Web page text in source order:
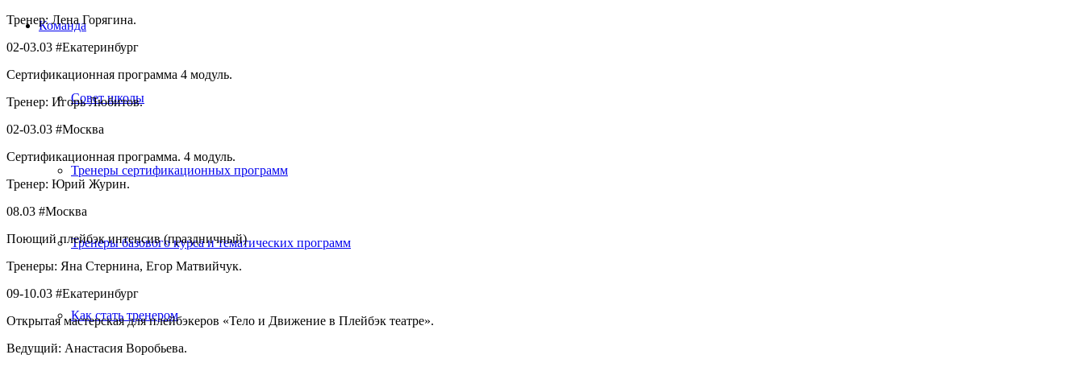
Команда
Совет школы
Тренеры сертификационных программ
Тренеры базового курса и тематических программ
Как стать тренером
Тренер: Лена Горягина.
02-03.03 #Екатеринбург
Сертификационная программа 4 модуль.
Тренер: Игорь Любитов.
02-03.03 #Москва
Сертификационная программа. 4 модуль.
Тренер: Юрий Журин.
08.03 #Москва
Поющий плейбэк интенсив (праздничный)
Тренеры: Яна Стернина, Егор Матвийчук.
09-10.03 #Екатеринбург
Открытая мастерская для плейбэкеров «Тело и Движение в Плейбэк театре».
Ведущий: Анастасия Воробьева.